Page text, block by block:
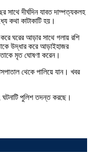
সাথে দীর্ঘদিন যাবত দাম্পত্যকলহ
কথা কাটাকাটি হয়।
করে ঘরের আড়ার সাথে গলায় রশি
উদ্ধার করে আড়াইহাজর
তাকে মৃত ঘোষণা করেন।
থেকে পালিয়ে যান। খবর
পুলিশ তদন্ত করছে।